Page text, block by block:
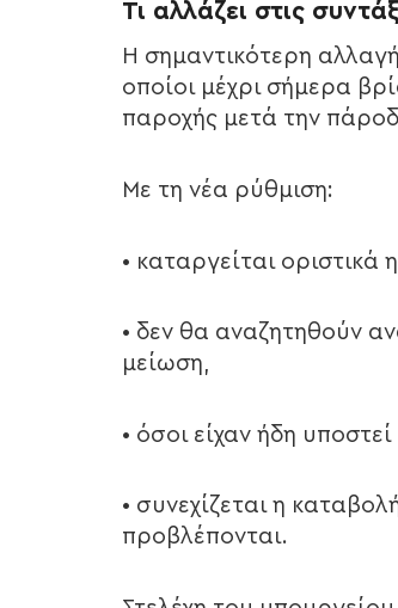
Τι αλλάζει στις
Η σημαντικότερη
οποίοι μέχρι σήμερα
παροχής μετά την
Με τη νέα ρύθμιση:
• καταργείται οριστικά
• δεν θα αναζητηθούν
μείωση,
• όσοι είχαν ήδη
• συνεχίζεται η
προβλέπονται.